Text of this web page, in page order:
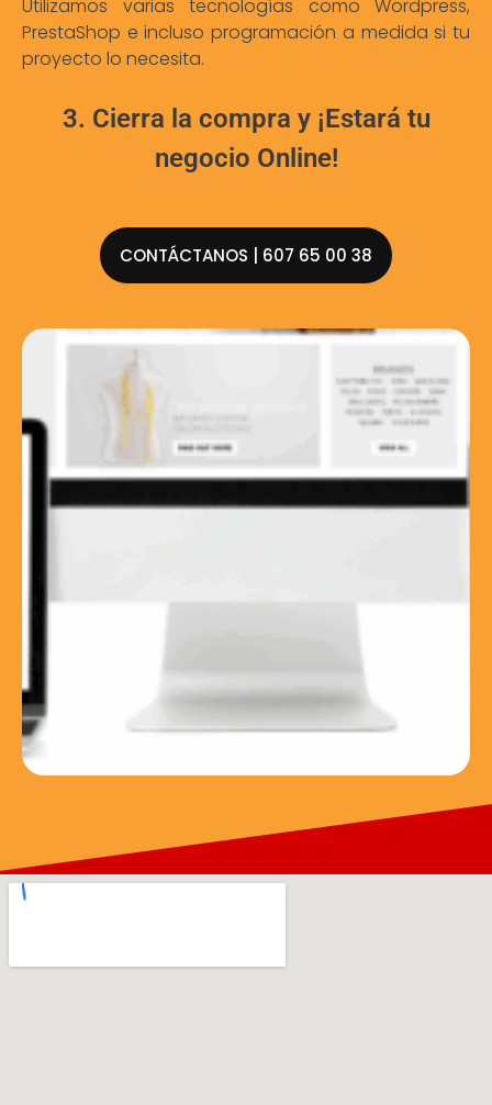
Utilizamos varias tecnologías como Wordpress,
PrestaShop e incluso programación a medida si tu
proyecto lo necesita.
3. Cierra la compra y ¡Estará tu
negocio Online!
CONTÁCTANOS | 607 65 00 38